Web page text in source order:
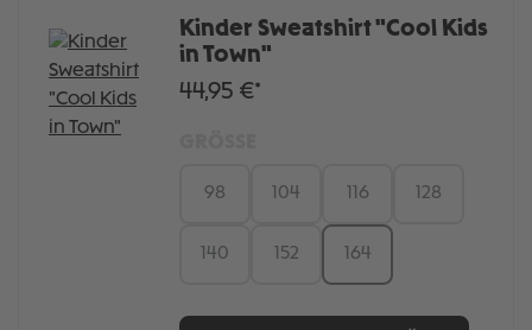
Kinder Sweatshirt "Cool Kids
in Town"
44,95 €*
98 104 116 128
140 152 164